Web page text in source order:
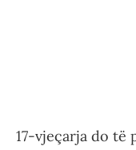
17-vjeçarja do të